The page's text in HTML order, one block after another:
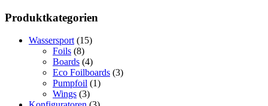
Produktkategorien
Wassersport (15)
Foils (8)
Boards (4)
Eco Foilboards (3)
Pumpfoil (1)
Wings (3)